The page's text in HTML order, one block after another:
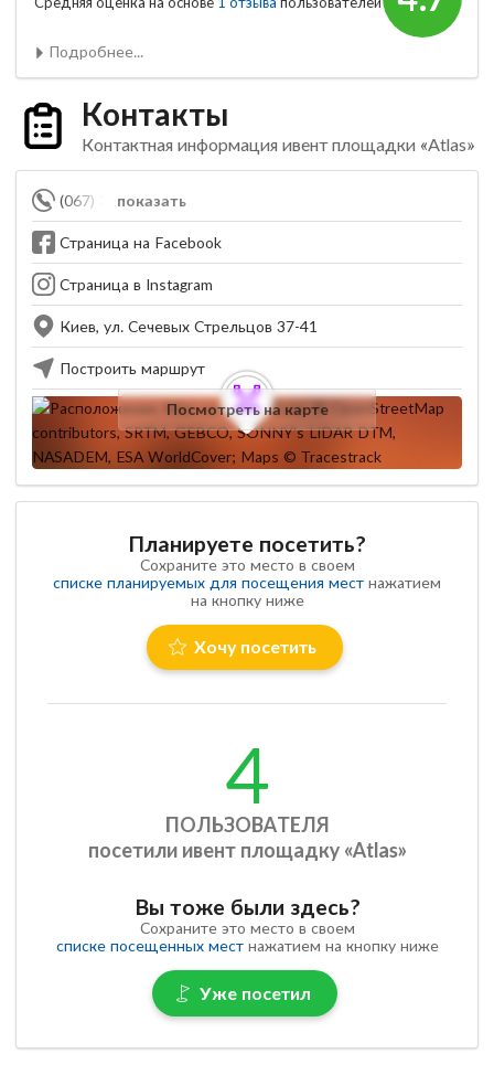
Подробнее...
Контакты
Контактная информация ивент площадки «Atlas»
показать
(067) 347-87-87
Страница на Facebook
Страница в Instagram
Киев, ул. Сечевых Стрельцов 37-41
Построить маршрут
Посмотреть на карте
Планируете посетить?
Сохраните это место в своем
списке планируемых для посещения мест нажатием
на кнопку ниже
Хочу посетить
4
ПОЛЬЗОВАТЕЛЯ
посетили ивент площадку «Atlas»
Вы тоже были здесь?
Сохраните это место в своем
списке посещенных местнажатием на кнопку ниже
Уже посетил